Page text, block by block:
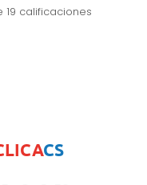
19 calificaciones
CS